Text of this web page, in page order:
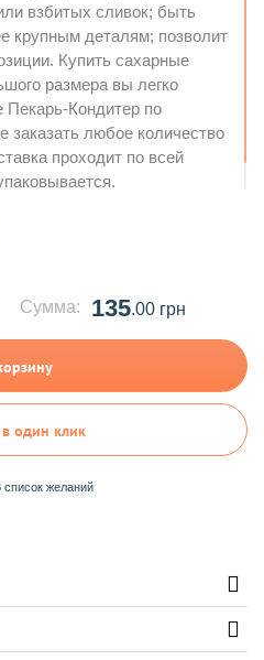
взбитых сливок; быть
крупным деталям; позволит
Купить сахарные
размера вы легко
Пекарь-Кондитер по
заказать любое количество
проходит по всей
Сумма: 135.00 грн
один клик
список желаний